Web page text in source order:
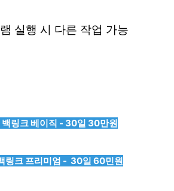
실행 시 다른 작업 가능
백링크 베이직 - 30일 30만원
링크 프리미엄 - 30일 60민원